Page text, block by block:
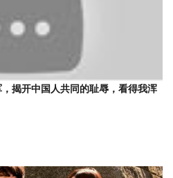
揭开中国人共同的耻辱，看得我浑